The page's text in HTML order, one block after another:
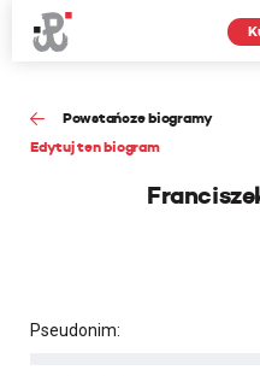
Powstańcze biogramy
Edytuj ten biogram
Pseudonim: